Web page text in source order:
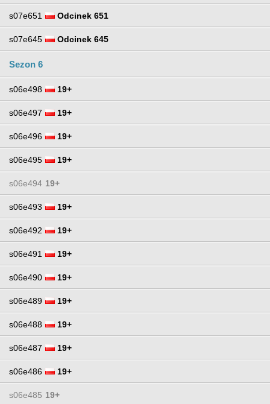
s07e651 Odcinek 651
s07e645 Odcinek 645
Sezon 6
s06e498 19+
s06e497 19+
s06e496 19+
s06e495 19+
s06e494 19+
s06e493 19+
s06e492 19+
s06e491 19+
s06e490 19+
s06e489 19+
s06e488 19+
s06e487 19+
s06e486 19+
s06e485 19+